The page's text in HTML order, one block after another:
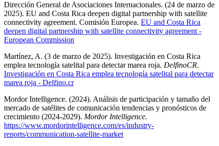
Dirección General de Asociaciones Internacionales. (24 de marzo de
2025). EU and Costa Rica deepen digital partnership with satellite
connectivity agreement. Comisión Europea. EU and Costa Rica
deepen digital partnership with satellite connectivity agreement -
European Commission
Martínez, A. (3 de marzo de 2025). Investigación en Costa Rica
emplea tecnología satelital para detectar marea roja. DelfinoCR.
Investigación en Costa Rica emplea tecnología satelital para detectar
marea roja - Delfino.cr
Mordor Intelligence. (2024). Análisis de participación y tamaño del
mercado de satélites de comunicación tendencias y pronósticos de
crecimiento (2024-2029). Mordor Intelligence.
https://www.mordorintelligence.com/es/industry-
reports/communication-satellite-market